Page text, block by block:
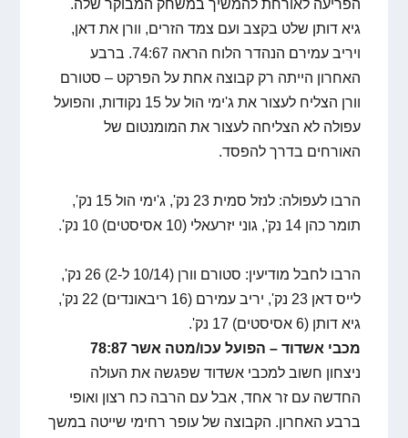
הפריעה לאורחת להמשיך במשחק המבוקר שלה.
גיא דותן שלט בקצב ועם צמד הזרים, וורן את דאן,
ויריב עמירם הנהדר הלוח הראה 74:67. ברבע
האחרון הייתה רק קבוצה אחת על הפרקט – סטורם
וורן הצליח לעצור את ג'ימי הול על 15 נקודות, והפועל
עפולה לא הצליחה לעצור את המומנטום של
האורחים בדרך להפסד.
הרבו לעפולה: לנזל סמית 23 נק', ג'ימי הול 15 נק',
תומר כהן 14 נק', גוני יזרעאלי (10 אסיסטים) 10 נק'.
הרבו לחבל מודיעין: סטורם וורן (10/14 ל-2) 26 נק',
לייס דאן 23 נק', יריב עמירם (16 ריבאונדים) 22 נק',
גיא דותן (6 אסיסטים) 17 נק'.
מכבי אשדוד – הפועל עכו/מטה אשר 78:87
ניצחון חשוב למכבי אשדוד שפגשה את העולה
החדשה עם זר אחד, אבל עם הרבה כח רצון ואופי
ברבע האחרון. הקבוצה של עופר רחימי שייטה במשך